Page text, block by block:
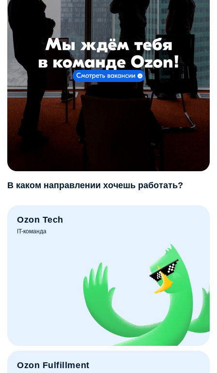
В каком направлении хочешь работать?
Ozon Tech
IT-команда
Ozon Fulfillment